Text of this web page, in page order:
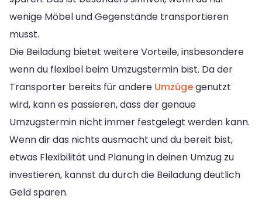
wenige Möbel und Gegenstände transportieren
musst.
Die Beiladung bietet weitere Vorteile, insbesondere
wenn du flexibel beim Umzugstermin bist. Da der
Transporter bereits für andere Umzügegenutzt
wird, kann es passieren, dass der genaue
Umzugstermin nicht immer festgelegt werden kann.
Wenn dir das nichts ausmacht und du bereit bist,
etwas Flexibilität und Planung in deinen Umzug zu
investieren, kannst du durch die Beiladung deutlich
Geld sparen.